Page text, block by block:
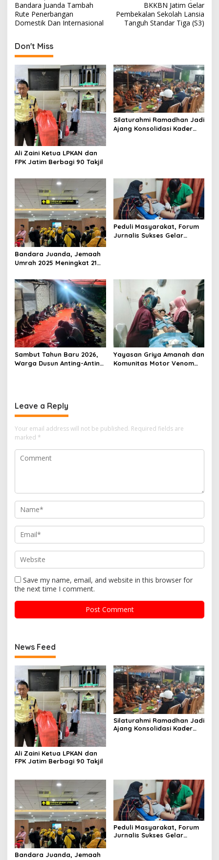
o
s
t
n
a
v
i
g
a
t
i
o
n
Bandara Juanda Tambah
Rute Penerbangan
Domestik Dan Internasional
BKKBN Jatim Gelar
Pembekalan Sekolah Lansia
Tanguh Standar Tiga (S3)
Don't Miss
Ali Zaini Ketua LPKAN dan
FPK Jatim Berbagi 90 Takjil
Silaturahmi Ramadhan Jadi
Ajang Konsolidasi Kader
Bandara Juanda, Jemaah
Umrah 2025 Meningkat 21
Peduli Masyarakat, Forum
Jurnalis Sukses Gelar
Sambut Tahun Baru 2026,
Warga Dusun Anting-Anting
Yayasan Griya Amanah dan
Komunitas Motor Venom
Leave a Reply
Your email address will not be published. Required fields are
marked *
Save my name, email, and website in this browser for
the next time I comment.
News Feed
Ali Zaini Ketua LPKAN dan
FPK Jatim Berbagi 90 Takjil
Silaturahmi Ramadhan Jadi
Ajang Konsolidasi Kader
Bandara Juanda, Jemaah
Peduli Masyarakat, Forum
Jurnalis Sukses Gelar